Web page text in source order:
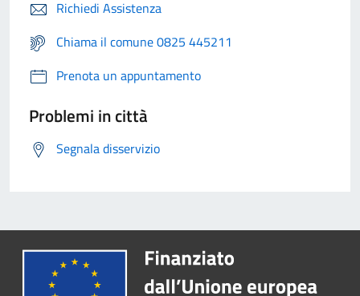
Richiedi Assistenza
Chiama il comune 0825 445211
Prenota un appuntamento
Problemi in città
Segnala disservizio